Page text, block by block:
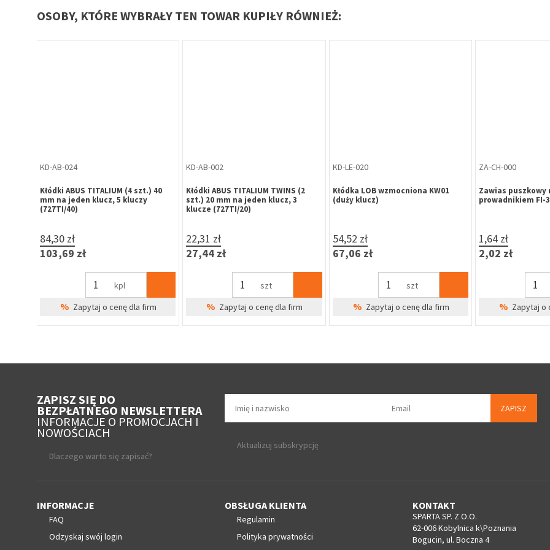
OSOBY, KTÓRE WYBRAŁY TEN TOWAR KUPIŁY RÓWNIEŻ:
ZP-HF-132
Prowadnik zawiasy puszkowej
Hafele Metalla regulowany
1,29 zł
1,59 zł
szt
% Zapytaj o cenę dla firm
KL-HR-008
Klucz surowy B-Harko do wkładek
DR STRONG
5,00 zł
6,15 zł
szt
% Zapytaj o cenę dla firm
ZW-TO-273
Zamek centralny 16,5/1018/CK/
1ucho
15,84 zł
19,48 zł
szt
% Zapytaj o cenę dla firm
KL-SX-019
Klucz surowy Silca
5,79 zł
7,12 zł
Cena
ZAPISZ SIĘ DO
BEZPŁATNEGO NEWSLETTERA
INFORMACJE O PROMOCJACH I
NOWOŚCIACH
Dlaczego warto się zapisać?
ZAPISZ
Aktualizuj subskrypcję
INFORMACJE
FAQ
Odzyskaj swój login
OBSŁUGA KLIENTA
Regulamin
Polityka prywatności
KONTAKT
SPARTA SP. Z O.O.
62-006 Kobylnica k\Poznania
Bogucin, ul. Boczna 4